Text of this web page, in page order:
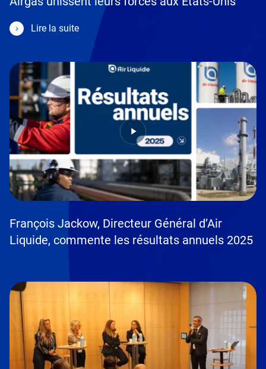
Lire la suite
François Jackow, Directeur Général d’Air
Liquide, commente les résultats annuels 2025